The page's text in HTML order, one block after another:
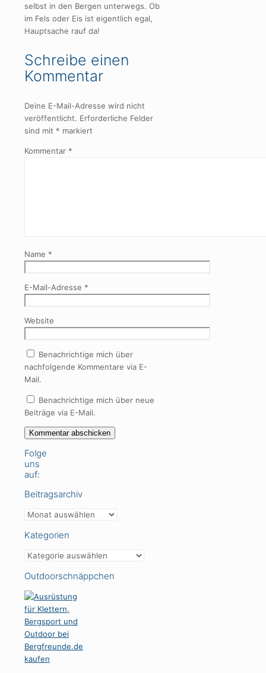
selbst in den Bergen unterwegs. Ob
im Fels oder Eis ist eigentlich egal,
Hauptsache rauf da!
Schreibe einen
Kommentar
Deine E-Mail-Adresse wird nicht
veröffentlicht. Erforderliche Felder
sind mit * markiert
Kommentar *
Name *
E-Mail-Adresse *
Website
Benachrichtige mich über
nachfolgende Kommentare via E-
Mail.
Benachrichtige mich über neue
Beiträge via E-Mail.
Folge
uns
auf:
Beitragsarchiv
Beitragsarchiv
Kategorien
Kategorien
Outdoorschnäppchen